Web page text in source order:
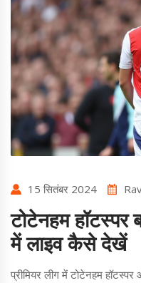
15 सितंबर 2024
टोटेनहम
में लाइव कैसे देखें
प्रीमियर लीग में टोटेनहम